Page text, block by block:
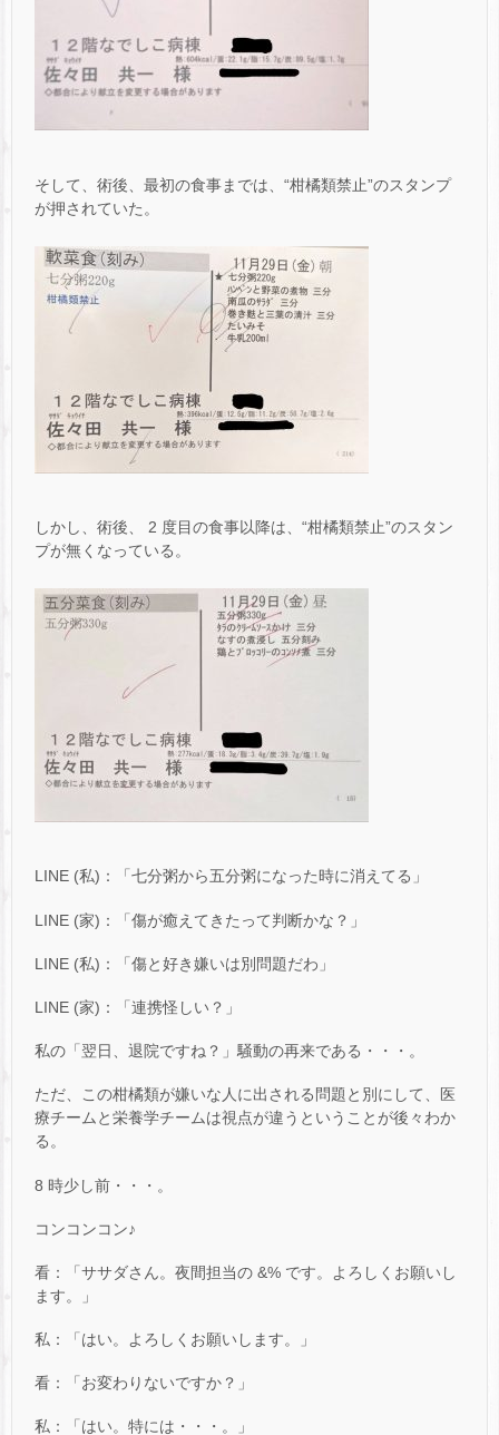
そして、術後、最初の食事までは、“柑橘類禁止”のスタンプ
が押されていた。
しかし、術後、 2 度目の食事以降は、“柑橘類禁止”のスタン
プが無くなっている。
LINE (私)：「七分粥から五分粥になった時に消えてる」
LINE (家)：「傷が癒えてきたって判断かな？」
LINE (私)：「傷と好き嫌いは別問題だわ」
LINE (家)：「連携怪しい？」
私の「翌日、退院ですね？」騒動の再来である・・・。
ただ、この柑橘類が嫌いな人に出される問題と別にして、医
療チームと栄養学チームは視点が違うということが後々わか
る。
8 時少し前・・・。
コンコンコン♪
看：「ササダさん。夜間担当の &% です。よろしくお願いし
ます。」
私：「はい。よろしくお願いします。」
看：「お変わりないですか？」
私：「はい。特には・・・。」